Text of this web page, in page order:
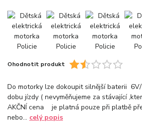
Ohodnotit produkt
Do motorky lze dokoupit silnější baterii
dobu jízdy ( nevyměňujeme za stávající
AKČNÍ cena je platná pouze při platbě
nebo... celý popis